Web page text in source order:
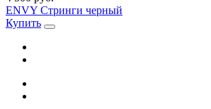
ENVY Стринги черный
Купить